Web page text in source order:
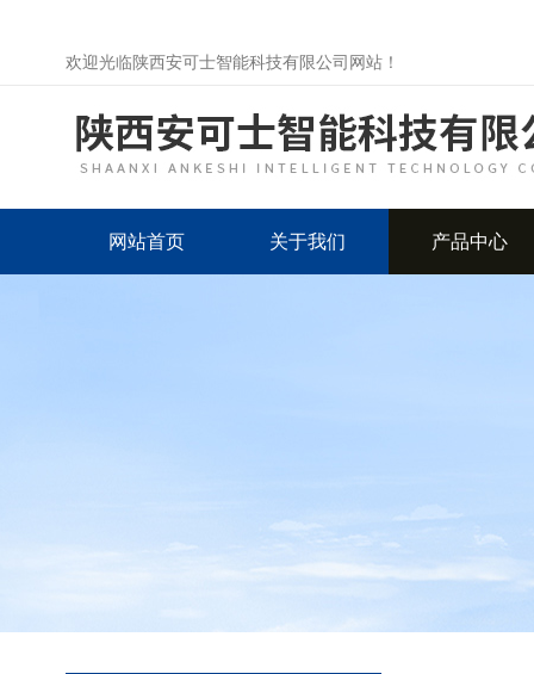
欢迎光临陕西安可士智能科技有限公司网站！
网站首页 关于我们 产品中心